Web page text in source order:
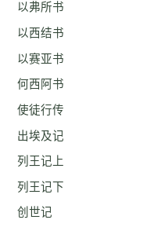
以弗所书
以西结书
以赛亚书
何西阿书
使徒行传
出埃及记
列王记上
列王记下
创世记